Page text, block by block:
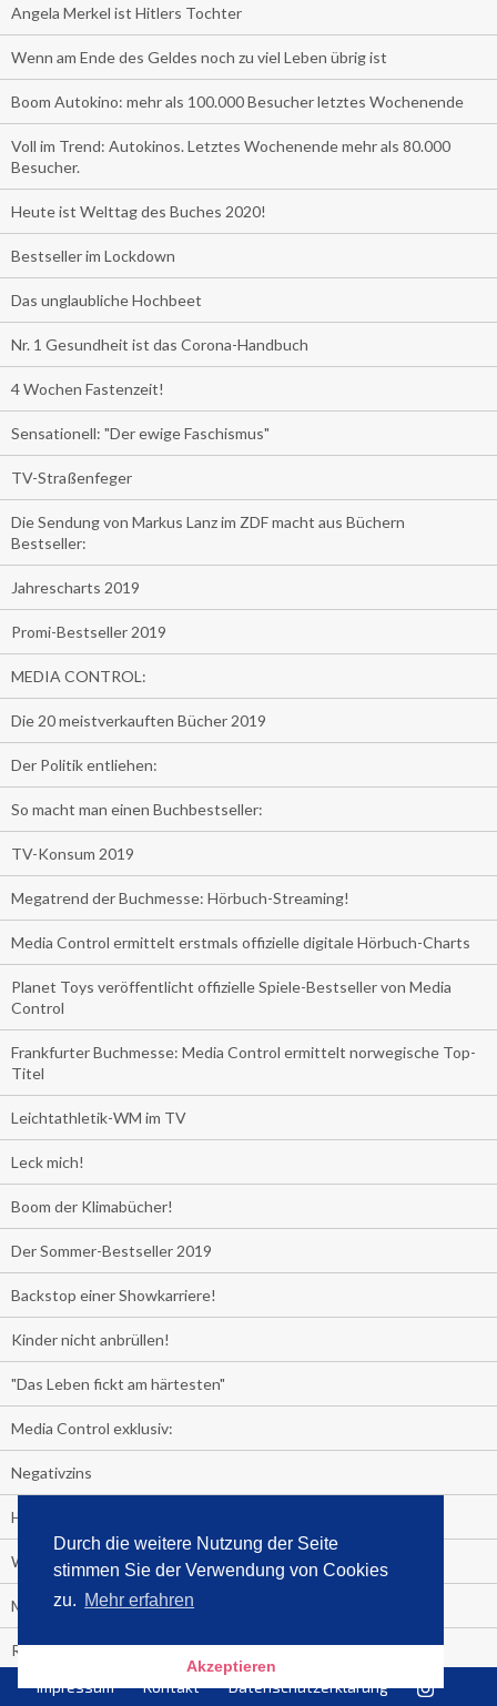
Durch die weitere Nutzung der Seite
stimmen Sie der Verwendung von Cookies
zu. Mehr erfahren
Akzeptieren
Angela Merkel ist Hitlers Tochter
Wenn am Ende des Geldes noch zu viel Leben übrig ist
Boom Autokino: mehr als 100.000 Besucher letztes Wochenende
Voll im Trend: Autokinos. Letztes Wochenende mehr als 80.000
Besucher.
Heute ist Welttag des Buches 2020!
Bestseller im Lockdown
Das unglaubliche Hochbeet
Nr. 1 Gesundheit ist das Corona-Handbuch
4 Wochen Fastenzeit!
Sensationell: "Der ewige Faschismus"
TV-Straßenfeger
Die Sendung von Markus Lanz im ZDF macht aus Büchern
Bestseller:
Jahrescharts 2019
Promi-Bestseller 2019
MEDIA CONTROL:
Die 20 meistverkauften Bücher 2019
Der Politik entliehen:
So macht man einen Buchbestseller:
TV-Konsum 2019
Megatrend der Buchmesse: Hörbuch-Streaming!
Media Control ermittelt erstmals offizielle digitale Hörbuch-Charts
Planet Toys veröffentlicht offizielle Spiele-Bestseller von Media
Control
Frankfurter Buchmesse: Media Control ermittelt norwegische Top-
Titel
Leichtathletik-WM im TV
Leck mich!
Boom der Klimabücher!
Der Sommer-Bestseller 2019
Backstop einer Showkarriere!
Kinder nicht anbrüllen!
"Das Leben fickt am härtesten"
Media Control exklusiv:
Negativzins
Heute ist Tag des Malbuchs
Welches Auto fahren Sie?
Media Control ermittelt: Das ist der Sommerhit 2019
Rammstein, "Tatort" und ein Känguru an der Spitze
Die Promi-Bestseller 1. Halbjahr 2019
Impressum Kontakt Datenschutzerklärung